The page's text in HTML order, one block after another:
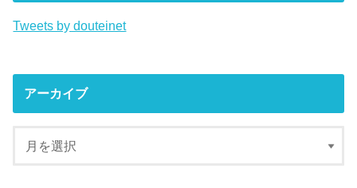
Tweets by douteinet
アーカイブ